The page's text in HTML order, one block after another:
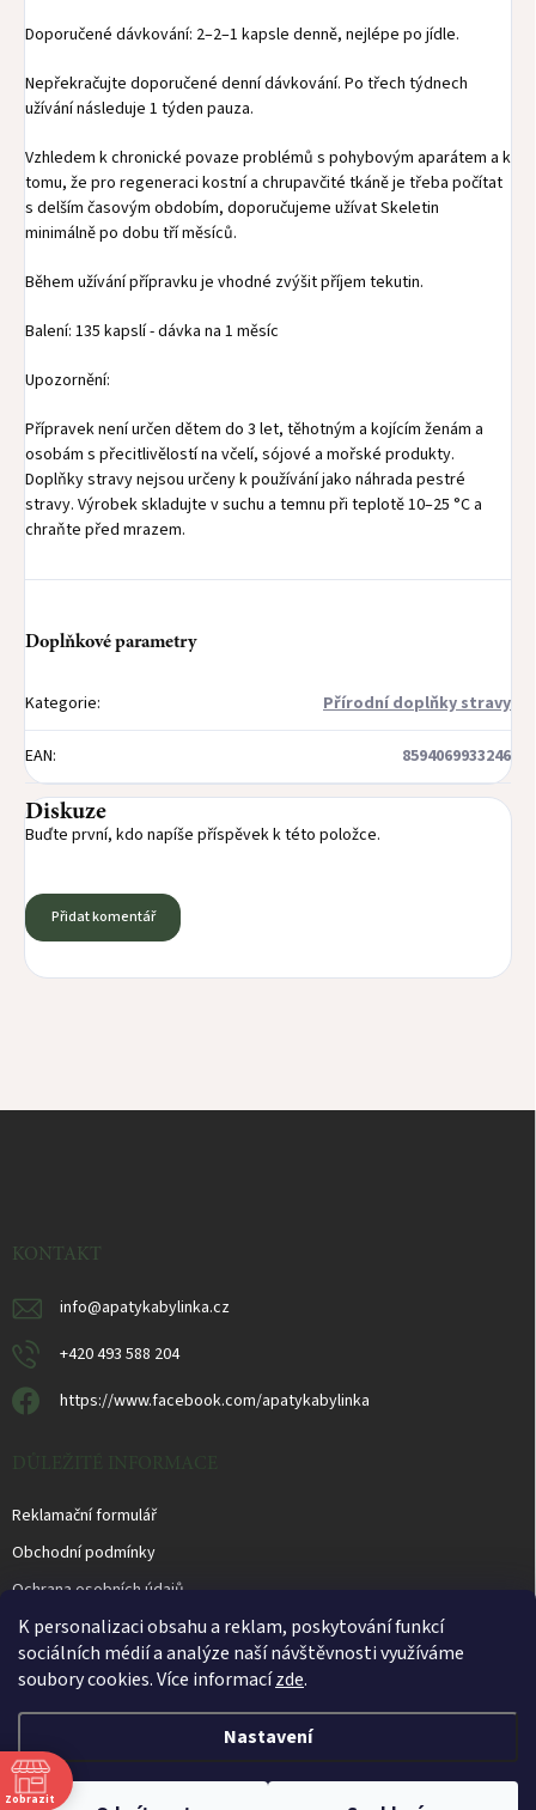
K personalizaci obsahu a reklam, poskytování funkcí
sociálních médií a analýze naší návštěvnosti využíváme
soubory cookies. Více informacízde.
Nastavení
Doporučené dávkování: 2–2–1 kapsle denně, nejlépe po jídle.
Nepřekračujte doporučené denní dávkování. Po třech týdnech
užívání následuje 1 týden pauza.
Vzhledem k chronické povaze problémů s pohybovým aparátem a k
tomu, že pro regeneraci kostní a chrupavčité tkáně je třeba počítat
s delším časovým obdobím, doporučujeme užívat Skeletin
minimálně po dobu tří měsíců.
Během užívání přípravku je vhodné zvýšit příjem tekutin.
Balení: 135 kapslí - dávka na 1 měsíc
Upozornění:
Přípravek není určen dětem do 3 let, těhotným a kojícím ženám a
osobám s přecitlivělostí na včelí, sójové a mořské produkty.
Doplňky stravy nejsou určeny k používání jako náhrada pestré
stravy. Výrobek skladujte v suchu a temnu při teplotě 10–25 °C a
chraňte před mrazem.
Doplňkové parametry
Kategorie: Přírodní doplňky stravy
EAN: 8594069933246
Diskuze
Buďte první, kdo napíše příspěvek k této položce.
Přidat komentář
KONTAKT
info@apatykabylinka.cz
+420 493 588 204
https://www.facebook.com/apatykabylinka
DŮLEŽITÉ INFORMACE
Reklamační formulář
Obchodní podmínky
Ochrana osobních údajů
Otevírací doba prodejny PO - PÁ 10.00 - 16.00 hod.
Copyright 2026Apatyka Bylinka. Všechna práva vyhrazena.Upravit nastavení
Zobrazit